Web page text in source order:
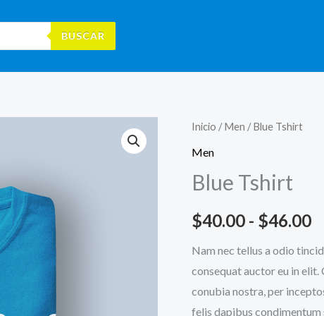
BUSCAR
Inicio /Men / Blue Tshirt
Men
Blue Tshirt
$40.00 - $46.00
Nam nec tellus a odio
consequat auctor eu in
conubia nostra, per
felis dapibus condimentum
Blue
Tshirt